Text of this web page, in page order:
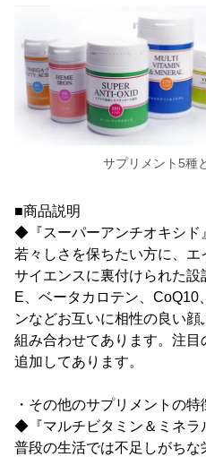
サプリメント5種
■商品説明
◆『スーパーアンチオキシド
若々しさを保ちたい方に、エ
サイエンスに裏付けられた
E、ベータカロテン、CoQ10
ンなどお互いに相性の良い顔
組み合わせてあります。注
追加してあります。
・その他のサプリメントの特
◆『マルチビタミン＆ミネラ
普段の生活では不足しがち